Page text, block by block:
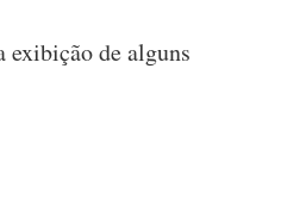
exibição de alguns